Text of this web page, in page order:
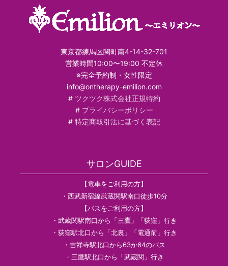
東京都練馬区関町南4-14-32-701
営業時間10:00〜19:00 不定休
※完全予約制・女性限定
info@ontherapy-emilion.com
# ツクツク株式会社正規特約
# プライバシーポリシー
# 特定商取引法に基づく表記
サロンGUIDE
【電車をご利用の方】
・西武新宿線武蔵関駅南口徒歩10分
【バスをご利用の方】
・武蔵関駅南口から「三鷹」「荻窪」行き
・荻窪駅北口から「北裏」「電通前」行き
・吉祥寺駅北口から63か64のバス
・三鷹駅北口から「武蔵関」行き